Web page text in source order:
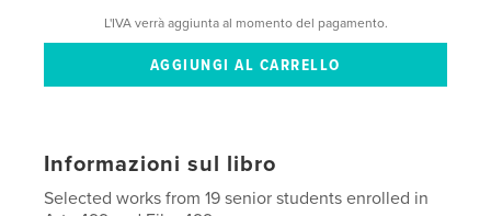
L'IVA verrà aggiunta al momento del pagamento.
Informazioni sul libro
Selected works from 19 senior students enrolled in